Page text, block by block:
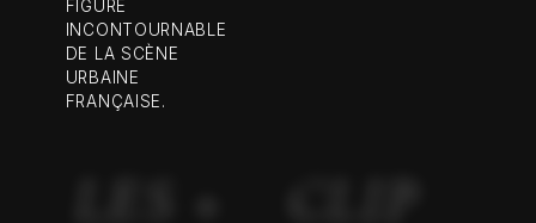
FIGURE
INCONTOURNABLE
DE LA SCÈNE
URBAINE
FRANÇAISE.